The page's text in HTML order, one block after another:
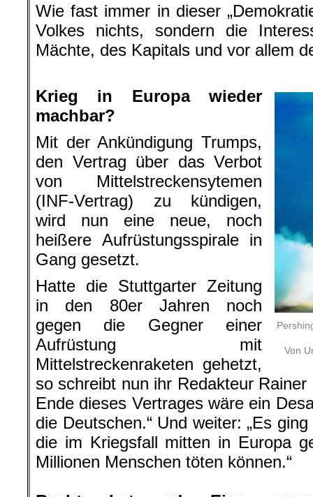
Wie fast immer in dieser
Volkes nichts, sondern die
Mächte, des Kapitals und vor allem
Von
Krieg in Europa wieder
machbar?
Mit der Ankündigung Trumps,
den Vertrag über das Verbot
von Mittelstreckensytemen
(INF-Vertrag) zu kündigen,
wird nun eine neue, noch
heißere Aufrüstungsspirale in
Gang gesetzt.
Hatte die Stuttgarter Zeitung
in den 80er Jahren noch
gegen die Gegner einer
Aufrüstung mit
Mittelstreckenraketen gehetzt,
so schreibt nun ihr Redakteur
Ende dieses Vertrages wäre ein
die Deutschen.“ Und weiter: „Es
die im Kriegsfall mitten in Europa
Millionen Menschen töten können.“